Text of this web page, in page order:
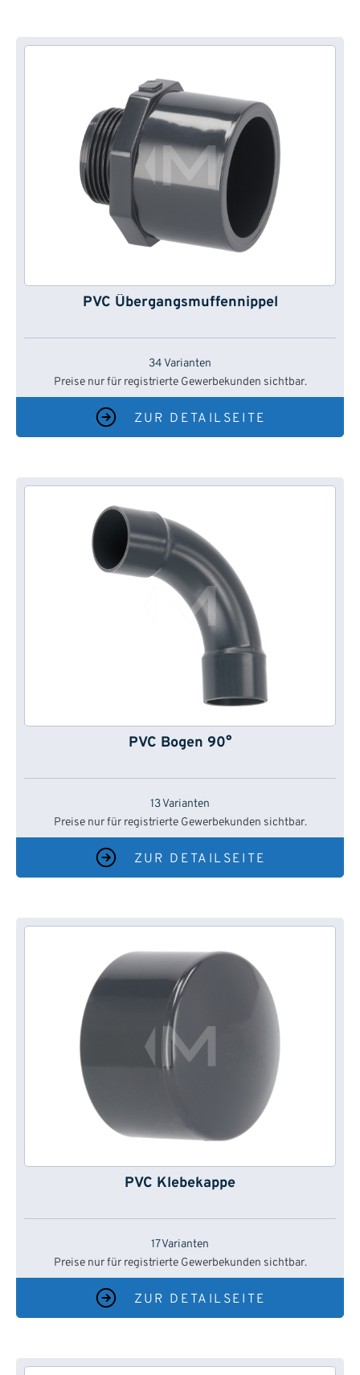
PVC Übergangsmuffennippel
34 Varianten
Preise nur für registrierte Gewerbekunden sichtbar.
ZUR DETAILSEITE
PVC Bogen 90°
13 Varianten
Preise nur für registrierte Gewerbekunden sichtbar.
ZUR DETAILSEITE
PVC Klebekappe
17 Varianten
Preise nur für registrierte Gewerbekunden sichtbar.
ZUR DETAILSEITE